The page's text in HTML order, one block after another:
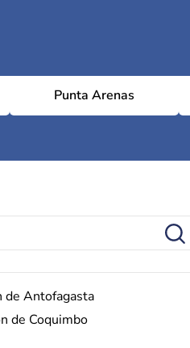
Punta Arenas
de Antofagasta
de Coquimbo